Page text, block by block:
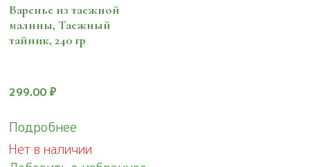
Варенье из таежной
малины, Таежный
тайник, 240 гр
299.00 ₽
Подробнее
Нет в наличии